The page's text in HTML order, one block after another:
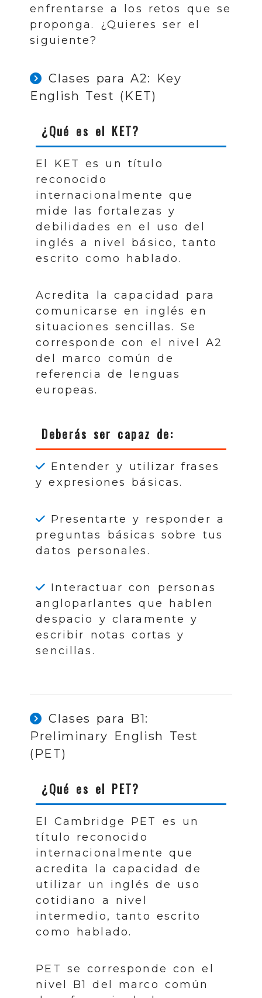
enfrentarse a los retos que se
proponga. ¿Quieres ser el
siguiente?
Clases para A2: Key
English Test (KET)
¿Qué es el KET?
El KET es un título
reconocido
internacionalmente que
mide las fortalezas y
debilidades en el uso del
inglés a nivel básico, tanto
escrito como hablado.
Acredita la capacidad para
comunicarse en inglés en
situaciones sencillas. Se
corresponde con el nivel A2
del marco común de
referencia de lenguas
europeas.
Deberás ser capaz de:
Entender y utilizar frases
y expresiones básicas.
Presentarte y responder a
preguntas básicas sobre tus
datos personales.
Interactuar con personas
angloparlantes que hablen
despacio y claramente y
escribir notas cortas y
sencillas.
Clases para B1:
Preliminary English Test
(PET)
¿Qué es el PET?
El Cambridge PET es un
título reconocido
internacionalmente que
acredita la capacidad de
utilizar un inglés de uso
cotidiano a nivel
intermedio, tanto escrito
como hablado.
PET se corresponde con el
nivel B1 del marco común